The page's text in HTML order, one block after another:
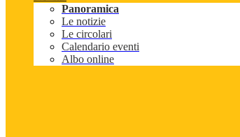
Panoramica
Le notizie
Le circolari
Calendario eventi
Albo online